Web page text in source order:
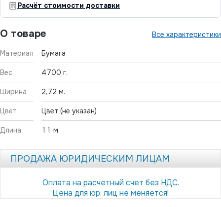
ПРОДАЖА ЮРИДИЧЕСКИМ ЛИЦАМ
Оплата на расчетный счет без НДС.
Цена для юр. лиц не меняется!
О товаре Все характеристики
Материал Бумага
Вес 4700 г.
Ширина 2,72 м.
Цвет Цвет (не указан)
Длина 11 м.
Расчёт стоимости доставки